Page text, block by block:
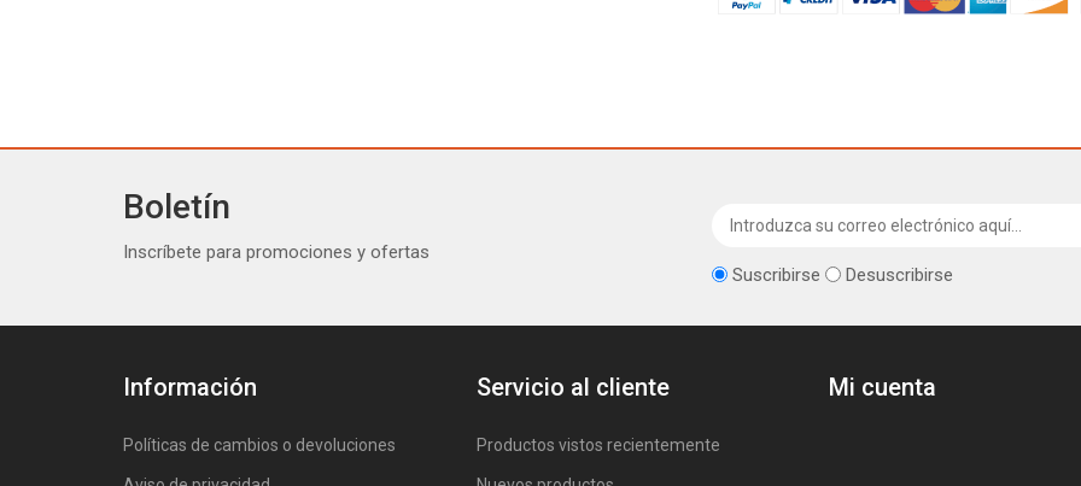
Boletín
Inscríbete para promociones y ofertas
Suscribirse
Desuscribirse
Información
Políticas de cambios o devoluciones
Servicio al cliente
Productos vistos recientemente
Mi cuenta